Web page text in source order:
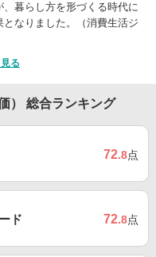
暮らし方を形づくる時代に
なりました。（消費生活ジ
る
） 総合ランキング
72.8点
ド 72.8点